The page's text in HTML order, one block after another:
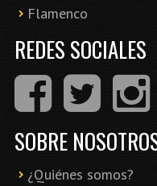
Flamenco
REDES SOCIALES
SOBRE
¿Quiénes somos?